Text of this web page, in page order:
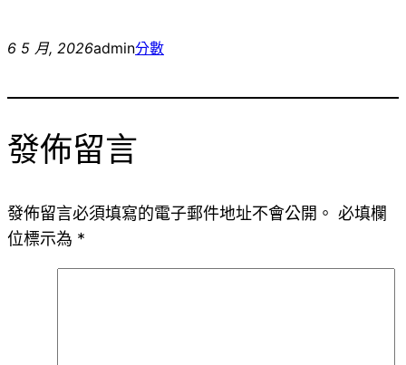
6 5 月, 2026admin分數
發佈留言
發佈留言必須填寫的電子郵件地址不會公開。 必填欄
位標示為 *